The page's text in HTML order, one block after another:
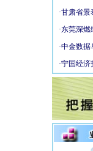
·甘肃省景
·东莞深燃
·中金数据
·宁国经济